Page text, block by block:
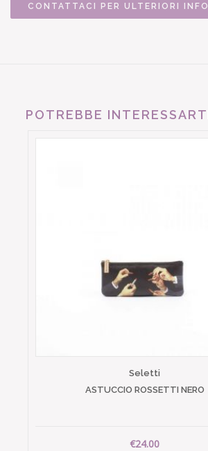
CONTATTACI PER ULTERIORI
POTREBBE
Seletti
ASTUCCIO ROSSETTI NERO
€24.00